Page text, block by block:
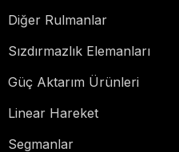
Diğer Rulmanlar
Sızdırmazlık Elemanları
Güç Aktarım Ürünleri
Linear Hareket
Segmanlar